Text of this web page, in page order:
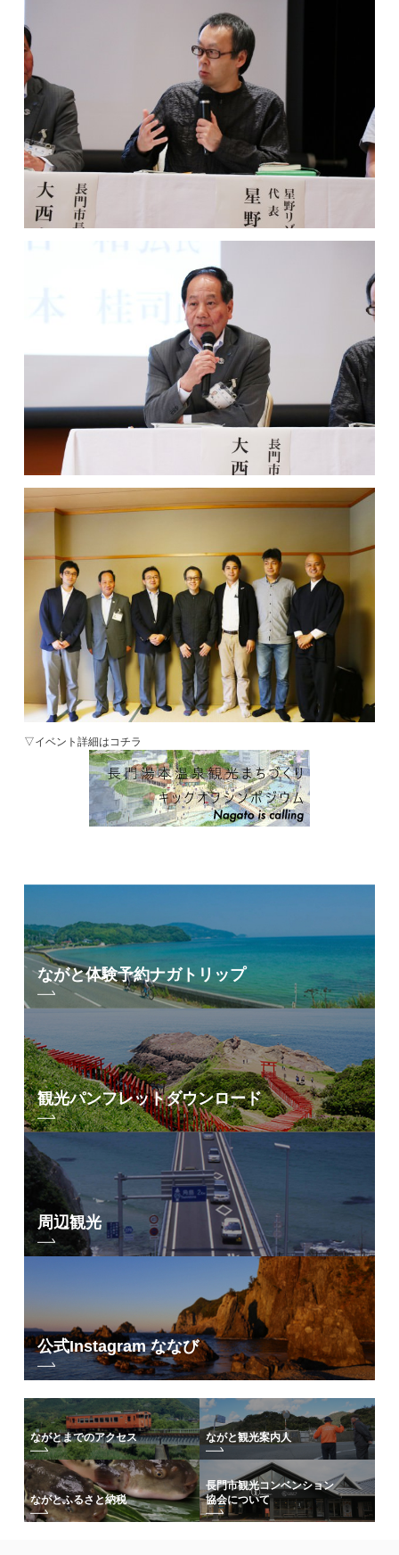
▽イベント詳細はコチラ
ながと体験予約ナガトリップ
観光パンフレットダウンロード
周辺観光
公式Instagram ななび
ながとまでのアクセス ながと観光案内人
ながとふるさと納税
長門市観光コンベンション
協会について